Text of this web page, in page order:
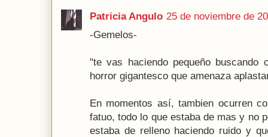
Patricia Angulo 25 de noviembre de
-Gemelos-
"te vas haciendo pequeño buscando
horror gigantesco que amenaza
En momentos así, tambien ocurren
fatuo, todo lo que estaba de mas y no
estaba de relleno haciendo ruido y